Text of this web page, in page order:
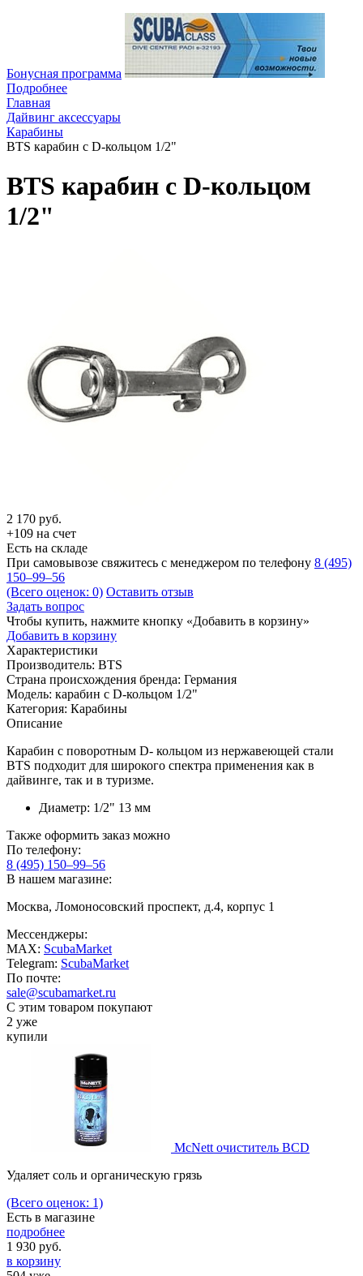
Бонусная программа
Подробнее
Главная
Дайвинг аксессуары
Карабины
BTS карабин с D-кольцом 1/2"
BTS карабин с D-кольцом
1/2"
2 170 руб.
+109 на счет
Есть на складе
При самовывозе свяжитесь с менеджером по телефону 8 (495)
150–99–56
(Всего оценок: 0) Оставить отзыв
Задать вопрос
Чтобы купить, нажмите кнопку «Добавить в корзину»
Добавить в корзину
Характеристики
Производитель: BTS
Страна происхождения бренда: Германия
Модель: карабин с D-кольцом 1/2"
Категория: Карабины
Описание
Карабин с поворотным D- кольцом из нержавеющей стали
BTS подходит для широкого спектра применения как в
дайвинге, так и в туризме.
Диаметр: 1/2" 13 мм
Также оформить заказ можно
По телефону:
8 (495) 150–99–56
В нашем магазине:
Москва, Ломоносовский проспект, д.4, корпус 1
Мессенджеры:
MAX: ScubaMarket
Telegram: ScubaMarket
По почте:
sale@scubamarket.ru
С этим товаром покупают
2 уже
купили
McNett очиститель BCD
Удаляет соль и органическую грязь
(Всего оценок: 1)
Есть в магазине
подробнее
1 930 руб.
в корзину